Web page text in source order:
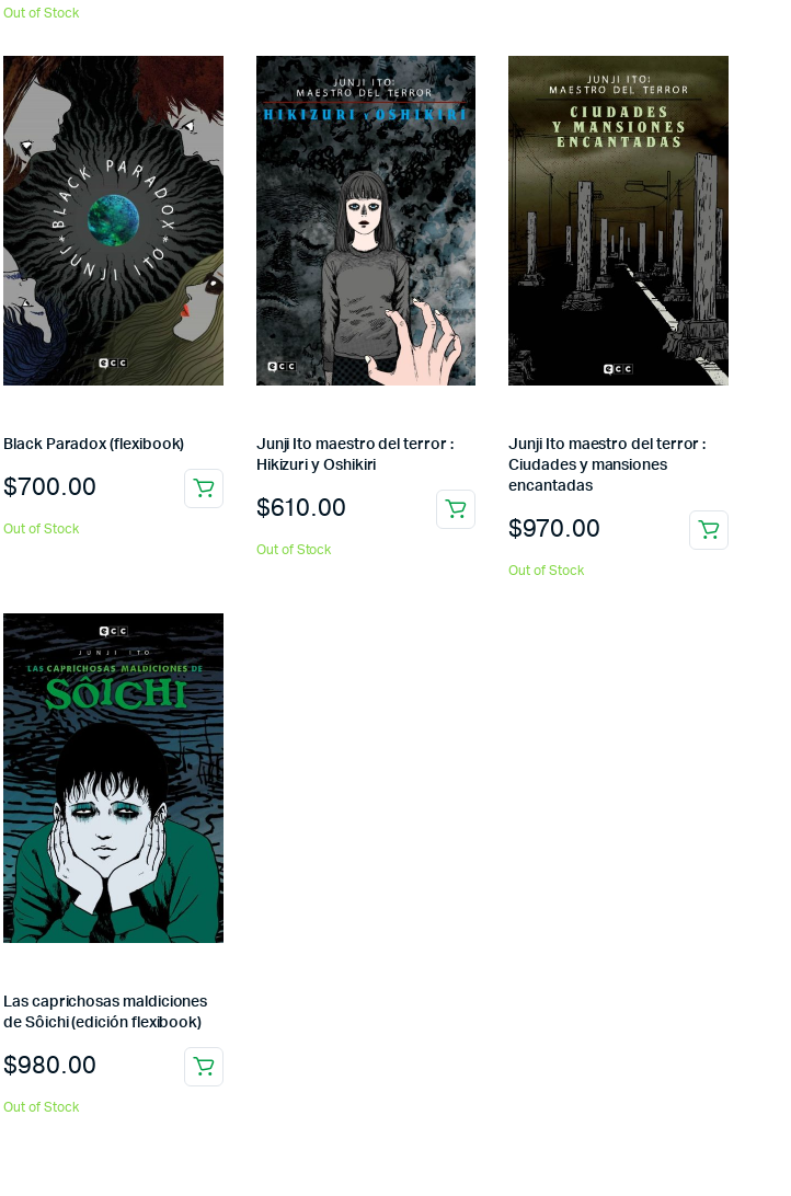
Out of Stock
Black Paradox (flexibook)
$700.00
Out of Stock
Junji Ito maestro del terror :
Hikizuri y Oshikiri
$610.00
Out of Stock
Junji Ito maestro del terror :
Ciudades y mansiones
encantadas
$970.00
Out of Stock
Las caprichosas maldiciones
de Sôichi (edición flexibook)
$980.00
Out of Stock